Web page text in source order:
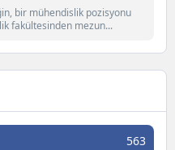
bir mühendislik pozisyonu
fakültesinden mezun...
563